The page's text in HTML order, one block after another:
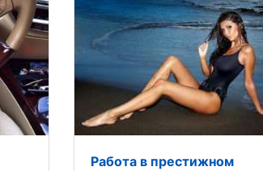
Работа в престижном